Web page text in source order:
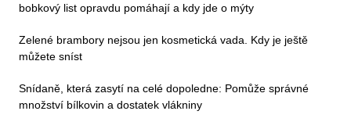
bobkový list opravdu pomáhají a kdy jde o mýty
Zelené brambory nejsou jen kosmetická vada. Kdy je ještě
můžete sníst
Snídaně, která zasytí na celé dopoledne: Pomůže správné
množství bílkovin a dostatek vlákniny